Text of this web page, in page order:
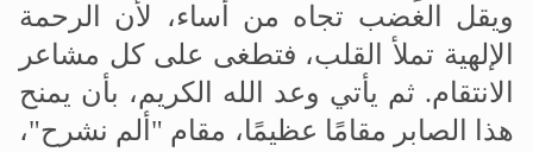
ويقل الغضب تجاه من أساء، لأن الرحمة
الإلهية تملأ القلب، فتطغى على كل مشاعر
الانتقام. ثم يأتي وعد الله الكريم، بأن يمنح
هذا الصابر مقامًا عظيمًا، مقام "ألم نشرح"،